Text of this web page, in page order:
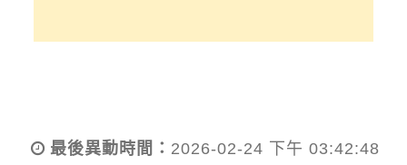
最後異動時間： 2026-02-24 下午 03:42:48